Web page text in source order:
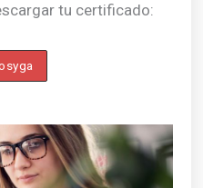
tu certificado: